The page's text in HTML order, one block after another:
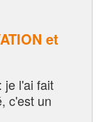
et
je l'ai fait
c'est un